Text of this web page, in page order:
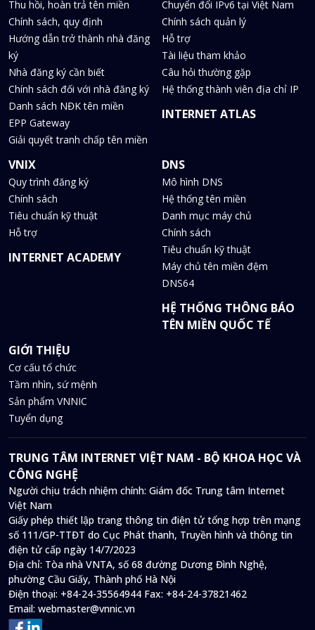
Thu hồi, hoàn trả tên miền
Chính sách, quy định
Hướng dẫn trở thành nhà đăng
ký
Nhà đăng ký cần biết
Chính sách đối với nhà đăng ký
Danh sách NĐK tên miền
EPP Gateway
Giải quyết tranh chấp tên miền
Chuyển đổi IPv6 tại Việt Nam
Chính sách quản lý
Hỗ trợ
Tài liệu tham khảo
Câu hỏi thường gặp
Hệ thống thành viên địa chỉ IP
INTERNET ATLAS
VNIX
Quy trình đăng ký
Chính sách
Tiêu chuẩn kỹ thuật
Hỗ trợ
INTERNET ACADEMY
DNS
Mô hình DNS
Hệ thống tên miền
Danh mục máy chủ
Chính sách
Tiêu chuẩn kỹ thuật
Máy chủ tên miền đệm
DNS64
HỆ THỐNG THÔNG BÁO
TÊN MIỀN QUỐC TẾ
GIỚI THIỆU
Cơ cấu tổ chức
Tầm nhìn, sứ mệnh
Sản phẩm VNNIC
Tuyển dụng
TRUNG TÂM INTERNET VIỆT NAM - BỘ KHOA HỌC VÀ
CÔNG NGHỆ
Người chịu trách nhiệm chính: Giám đốc Trung tâm Internet
Việt Nam
Giấy phép thiết lập trang thông tin điện tử tổng hợp trên mạng
số 111/GP-TTĐT do Cục Phát thanh, Truyền hình và thông tin
điện tử cấp ngày 14/7/2023
Địa chỉ: Tòa nhà VNTA, số 68 đường Dương Đình Nghệ,
phường Cầu Giấy, Thành phố Hà Nội
Điện thoại: +84-24-35564944 Fax: +84-24-37821462
Email: webmaster@vnnic.vn